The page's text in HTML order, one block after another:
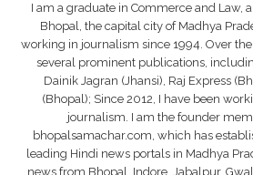
I am a graduate in Commerce and Law,
Bhopal, the capital city of Madhya
working in journalism since 1994. Over
several prominent publications,
Dainik Jagran (Jhansi), Raj Express
(Bhopal); Since 2012, I have been
journalism. I am the founder
bhopalsamachar.com, which has
leading Hindi news portals in Madhya
news from Bhopal, Indore, Jabalpur,